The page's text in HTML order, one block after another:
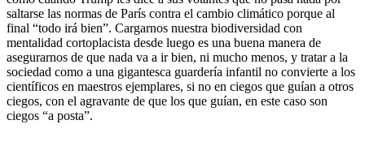
saltarse las normas de París contra el cambio climático porque al
final “todo irá bien”. Cargarnos nuestra biodiversidad con
mentalidad cortoplacista desde luego es una buena manera de
asegurarnos de que nada va a ir bien, ni mucho menos, y tratar a la
sociedad como a una gigantesca guardería infantil no convierte a los
científicos en maestros ejemplares, si no en ciegos que guían a otros
ciegos, con el agravante de que los que guían, en este caso son
ciegos “a posta”.